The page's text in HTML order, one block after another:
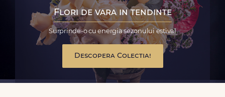
Flori de vara in tendinte
Surprinde-o cu energia sezonului estival
Descopera Colectia!